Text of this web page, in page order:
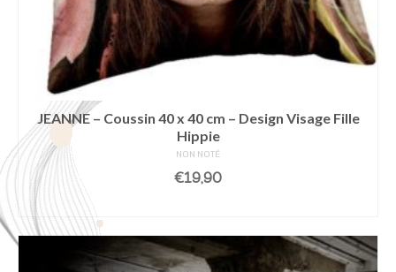
JEANNE – Coussin 40 x 40 cm – Design Visage Fille
Hippie
NON NOTÉ
€19,90